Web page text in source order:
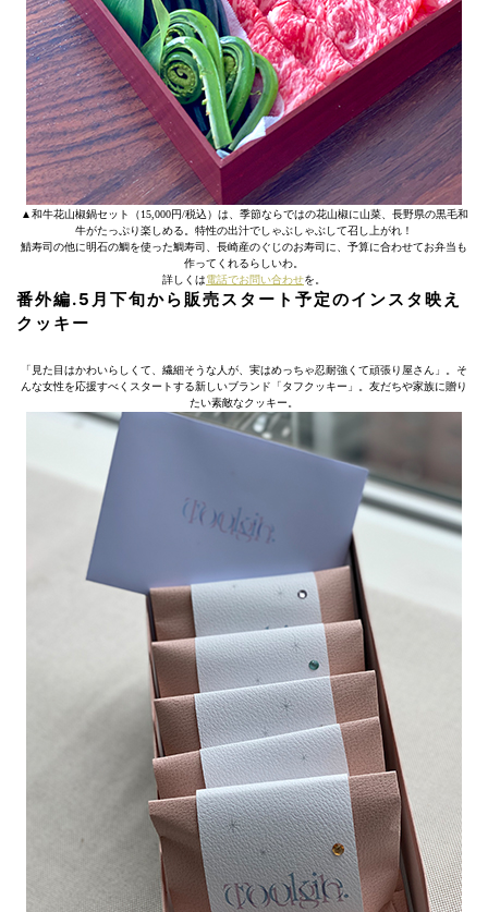
▲和牛花山椒鍋セット（15,000円/税込）は、季節ならではの花山椒に山菜、長野県の黒毛和
牛がたっぷり楽しめる。特性の出汁でしゃぶしゃぶして召し上がれ！
鯖寿司の他に明石の鯛を使った鯛寿司、長崎産のぐじのお寿司に、予算に合わせてお弁当も
作ってくれるらしいわ。
詳しくは電話でお問い合わせを。
番外編.5月下旬から販売スタート予定のインスタ映え
クッキー
「見た目はかわいらしくて、繊細そうな人が、実はめっちゃ忍耐強くて頑張り屋さん」。そ
んな女性を応援すべくスタートする新しいブランド「タフクッキー」。友だちや家族に贈り
たい素敵なクッキー。